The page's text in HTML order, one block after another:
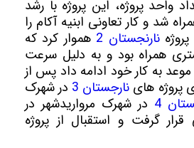
واحد پروژه، این پروژه با رشد
شد و کار تعاونی ابنیه آکام را
پروژهنارنجستان 2
هموار کرد که
همراه بود و به دلیل سرعت
موعد به کار خود ادامه داد پس از
پروژه های نارجستان 3
در شهرک
4
در شهرک مرواریدشهر در
قرار گرفت و استقبال از پروژه